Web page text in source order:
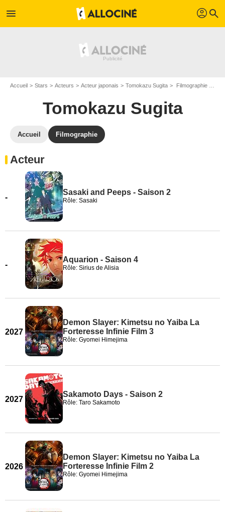
menu profil search
Accueil Stars Acteurs Acteur japonais Tomokazu Sugita Filmographie Tomokazu Sugita
Tomokazu Sugita
Accueil Filmographie
Acteur
-
Sasaki and Peeps - Saison 2
Rôle: Sasaki
-
Aquarion - Saison 4
Rôle: Sirius de Alisia
2027
Demon Slayer: Kimetsu no Yaiba La
Forteresse Infinie Film 3
Rôle: Gyomei Himejima
2027
Sakamoto Days - Saison 2
Rôle: Taro Sakamoto
2026
Demon Slayer: Kimetsu no Yaiba La
Forteresse Infinie Film 2
Rôle: Gyomei Himejima